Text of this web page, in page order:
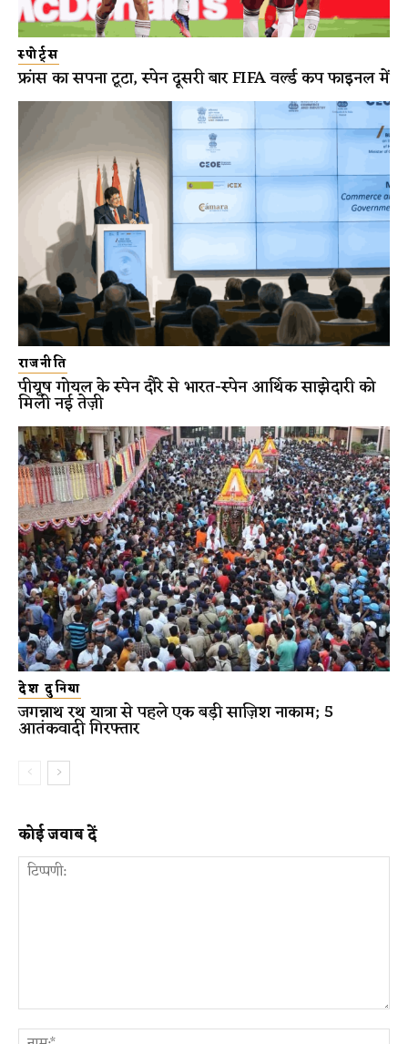
स्पोर्ट्स
फ्रांस का सपना टूटा, स्पेन दूसरी बार FIFA वर्ल्ड कप फाइनल में
राजनीति
पीयूष गोयल के स्पेन दौरे से भारत-स्पेन आर्थिक साझेदारी को
मिली नई तेज़ी
देश दुनिया
जगन्नाथ रथ यात्रा से पहले एक बड़ी साज़िश नाकाम; 5
आतंकवादी गिरफ्तार
कोई जवाब दें